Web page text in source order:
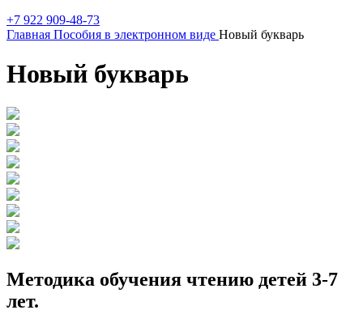
+7 922 909-48-73
Главная Пособия в электронном виде Новый букварь
Новый букварь
Методика обучения чтению детей 3-7
лет.